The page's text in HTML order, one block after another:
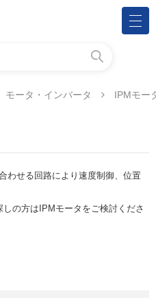
モータ・インバータ IPMモー
わせる回路により速度制御、位置
の方はIPMモータをご検討くださ